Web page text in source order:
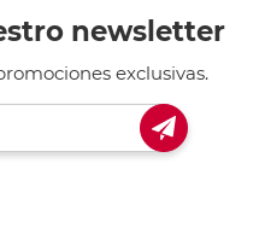
newsletter
exclusivas.